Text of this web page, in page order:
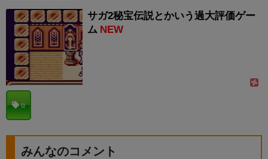
サガ2秘宝伝説とかいう過大評価ゲー
ム NEW
α
みんなのコメント